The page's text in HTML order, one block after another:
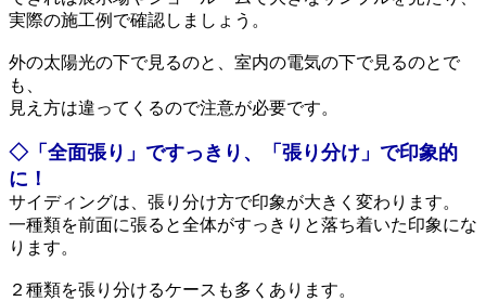
実際の施工例で確認しましょう。
外の太陽光の下で見るのと、室内の電気の下で見るのとで
も、
見え方は違ってくるので注意が必要です。
◇「全面張り」ですっきり、「張り分け」で印象的
に！
サイディングは、張り分け方で印象が大きく変わります。
一種類を前面に張ると全体がすっきりと落ち着いた印象にな
ります。
２種類を張り分けるケースも多くあります。